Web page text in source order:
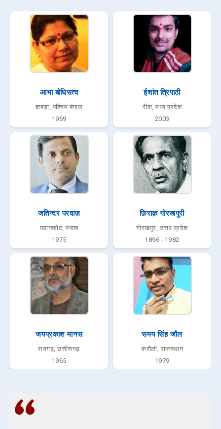
आभा बोधिसत्व
हावड़ा, पश्चिम बंगाल
1969
ईशांत त्रिपाठी
रीवा, मध्य प्रदेश
2003
जतिन्दर परवाज़
पठानकोट, पंजाब
1975
फ़िराक़ गोरखपुरी
गोरखपुर, उत्तर प्रदेश
1896 - 1982
जयप्रकाश मानस
रायगढ़, छत्तीसगढ़
1965
समय सिंह जौल
करौली, राजस्थान
1979